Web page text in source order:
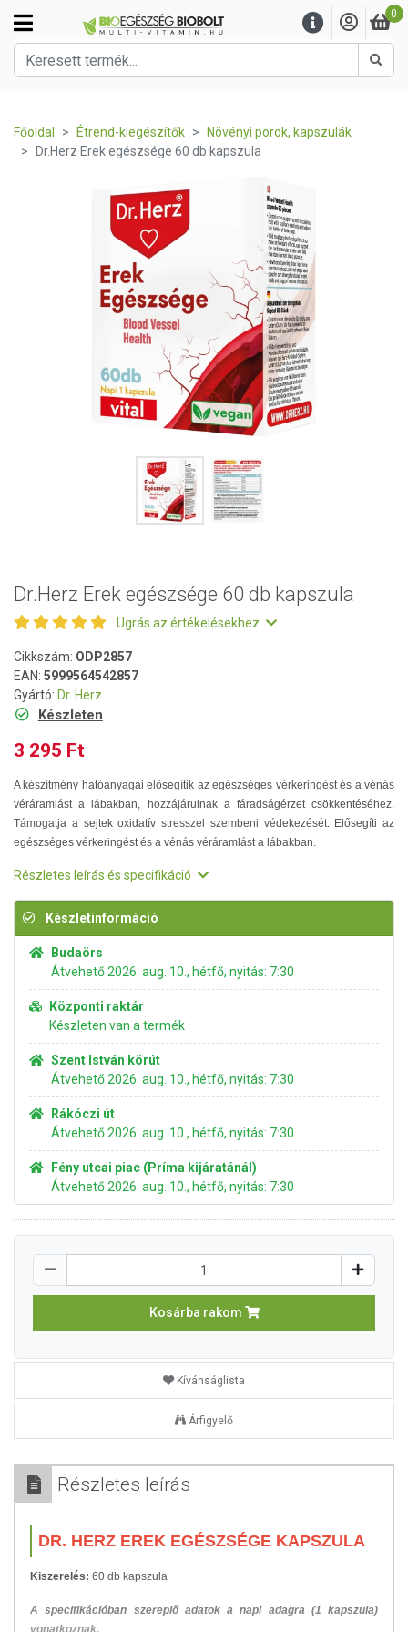
0
Főoldal Étrend-kiegészítők
Növényi porok, kapszulák
Dr.Herz Erek egészsége 60 db kapszula
Dr.Herz Erek egészsége 60 db kapszula
Ugrás az értékelésekhez
Cikkszám: ODP2857
EAN: 5999564542857
Gyártó: Dr. Herz
Készleten
3 295 Ft
A készítmény hatóanyagai elősegítik az egészséges vérkeringést és a vénás
véráramlást a lábakban, hozzájárulnak a fáradságérzet csökkentéséhez.
Támogatja a sejtek oxidatív stresszel szembeni védekezését. Elősegíti az
egészséges vérkeringést és a vénás véráramlást a lábakban.
Részletes leírás és specifikáció
Készletinformáció
Budaörs
Átvehető 2026. aug. 10., hétfő, nyitás: 7:30
Központi raktár
Készleten van a termék
Szent István körút
Átvehető 2026. aug. 10., hétfő, nyitás: 7:30
Rákóczi út
Átvehető 2026. aug. 10., hétfő, nyitás: 7:30
Fény utcai piac (Príma kijáratánál)
Átvehető 2026. aug. 10., hétfő, nyitás: 7:30
Kosárba rakom
Kívánságlista
Árfigyelő
Részletes leírás
DR. HERZ EREK EGÉSZSÉGE KAPSZULA
Kiszerelés: 60 db kapszula
A specifikációban szereplő adatok a napi adagra (1 kapszula)
vonatkoznak.